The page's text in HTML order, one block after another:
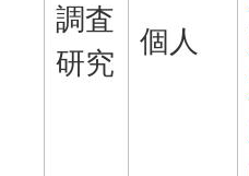
調査
研究
個人